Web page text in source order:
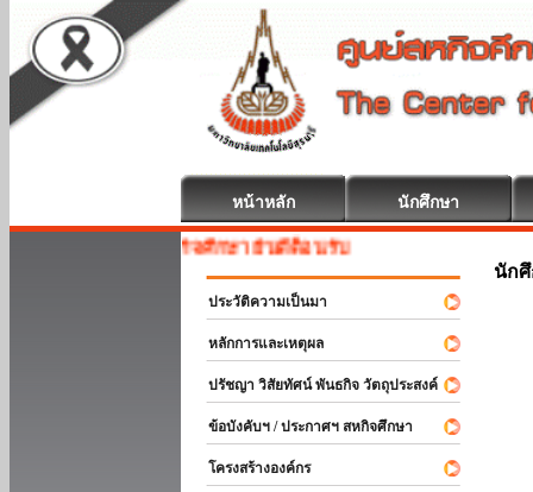
หน้าหลัก นักศึกษา
สหกิจศึกษา ยินดีต้อนรับ
ประวัติความเป็นมา
หลักการและเหตุผล
ปรัชญา วิสัยทัศน์ พันธกิจ วัตถุประสงค์
ข้อบังคับฯ / ประกาศฯ สหกิจศึกษา
โครงสร้างองค์กร
นัก